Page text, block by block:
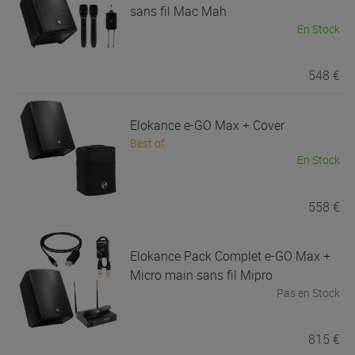
sans fil Mac Mah
En Stock
548 €
Elokancee-GO Max + Cover
Best of
En Stock
558 €
Elokance Pack Complet e-GO Max +
Micro main sans fil Mipro
Pas en Stock
815 €